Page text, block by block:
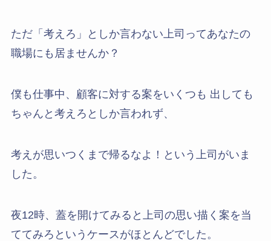
ただ「考えろ」としか言わない上司ってあなたの
職場にも居ませんか？
僕も仕事中、顧客に対する案をいくつも 出しても
ちゃんと考えろとしか言われず、
考えが思いつくまで帰るなよ！という上司がいま
した。
夜12時、蓋を開けてみると上司の思い描く案を当
ててみろというケースがほとんどでした。